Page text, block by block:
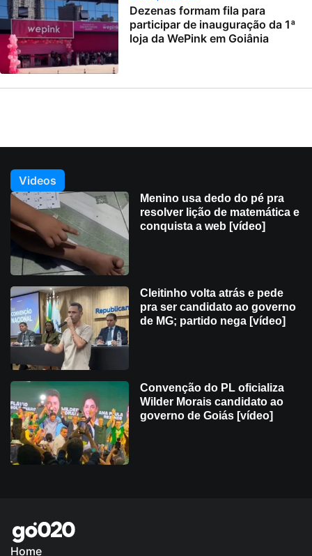
Dezenas formam fila para
participar de inauguração da 1ª
loja da WePink em Goiânia
Videos
Menino usa dedo do pé pra
resolver lição de matemática e
conquista a web [vídeo]
Cleitinho volta atrás e pede
pra ser candidato ao governo
de MG; partido nega [vídeo]
Convenção do PL oficializa
Wilder Morais candidato ao
governo de Goiás [vídeo]
Home